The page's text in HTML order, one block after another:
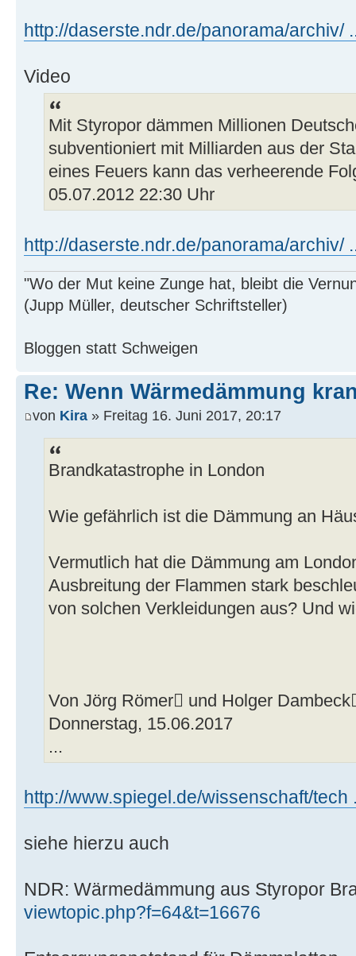
http://daserste.ndr.de/panorama/archiv/
Video
Mit Styropor dämmen Millionen
subventioniert mit Milliarden aus der
eines Feuers kann das verheerende
05.07.2012 22:30 Uhr
http://daserste.ndr.de/panorama/archiv/
"Wo der Mut keine Zunge hat, bleibt die
(Jupp Müller, deutscher Schriftsteller)
Bloggen statt Schweigen
Re: Wenn Wärmedämmung
von Kira » Freitag 16. Juni 2017, 20:17
Brandkatastrophe in London
Wie gefährlich ist die Dämmung an
Vermutlich hat die Dämmung am
Ausbreitung der Flammen stark
von solchen Verkleidungen aus? Und
Von Jörg Römer und Holger
Donnerstag, 15.06.2017
...
http://www.spiegel.de/wissenschaft/tech
siehe hierzu auch
NDR: Wärmedämmung aus Styropor
viewtopic.php?f=64&t=16676